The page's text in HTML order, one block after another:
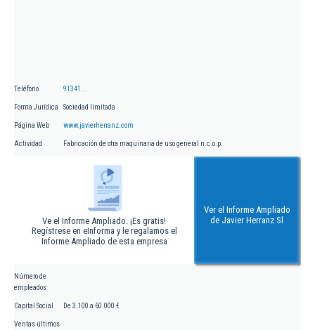
Teléfono 91341...
Forma Jurídica Sociedad limitada
Página Web www.javierherranz.com
Actividad Fabricación de otra maquinaria de uso general n.c.o.p.
Ve el Informe Ampliado. ¡Es gratis!
Regístrese en eInforma y le regalamos el
Informe Ampliado de esta empresa
Ver el Informe Ampliado
de Javier Herranz Sl
Número de
empleados
Capital Social De 3.100 a 60.000 €
Ventas últimos